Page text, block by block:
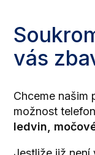
vás
Chceme našim
možnost
ledvin,